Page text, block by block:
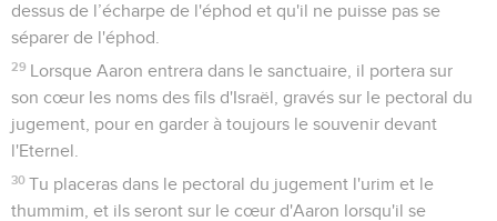
dessus de l’écharpe de l'éphod et qu'il ne puisse pas se
séparer de l'éphod.
29 Lorsque Aaron entrera dans le sanctuaire, il portera sur
son cœur les noms des fils d'Israël, gravés sur le pectoral du
jugement, pour en garder à toujours le souvenir devant
l'Eternel.
30 Tu placeras dans le pectoral du jugement l'urim et le
thummim, et ils seront sur le cœur d'Aaron lorsqu'il se